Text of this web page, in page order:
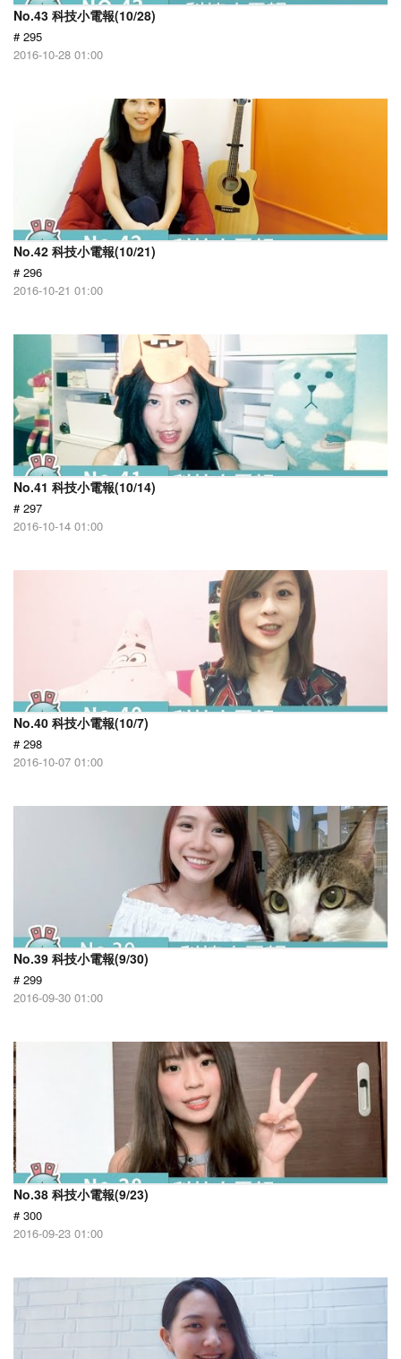
No.43 科技小電報(10/28)
# 295
2016-10-28 01:00
No.42 科技小電報(10/21)
# 296
2016-10-21 01:00
No.41 科技小電報(10/14)
# 297
2016-10-14 01:00
No.40 科技小電報(10/7)
# 298
2016-10-07 01:00
No.39 科技小電報(9/30)
# 299
2016-09-30 01:00
No.38 科技小電報(9/23)
# 300
2016-09-23 01:00